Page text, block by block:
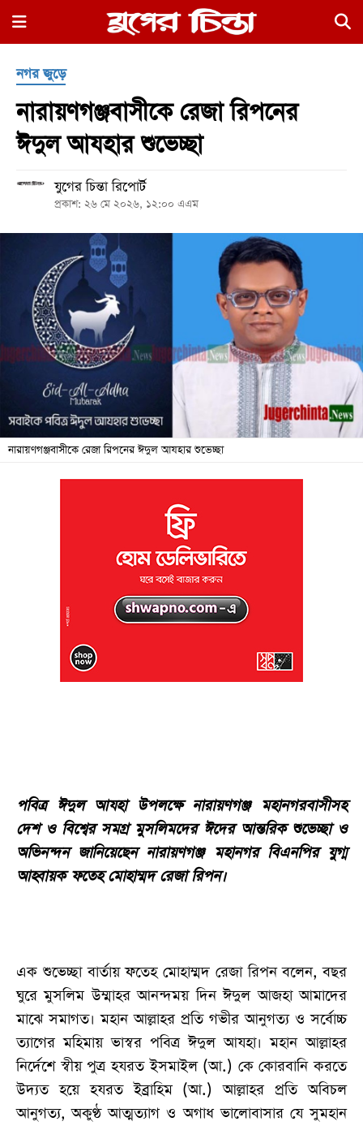
×
রাজনীতি
জুড়ে
নগরের
বাইরে
আদালতপাড়া
জনদুর্ভোগ
বিশেষ
সংবাদ
নগর জুড়ে
নারায়ণগঞ্জবাসীকে রেজা রিপনের
ঈদুল আযহার শুভেচ্ছা
যুগের চিন্তা রিপোর্ট
প্রকাশ: ২৬ মে ২০২৬, ১২:০০ এএম
নারায়ণগঞ্জবাসীকে রেজা রিপনের ঈদুল আযহার শুভেচ্ছা
পবিত্র ঈদুল আযহা উপলক্ষে নারায়ণগঞ্জ মহানগরবাসীসহ
দেশ ও বিশ্বের সমগ্র মুসলিমদের ঈদের আন্তরিক শুভেচ্ছা ও
অভিনন্দন জানিয়েছেন নারায়ণগঞ্জ মহানগর বিএনপির যুগ্ম
আহ্বায়ক ফতেহ মোহাম্মদ রেজা রিপন।
এক শুভেচ্ছা বার্তায় ফতেহ মোহাম্মদ রেজা রিপন বলেন, বছর
ঘুরে মুসলিম উম্মাহর আনন্দময় দিন ঈদুল আজহা আমাদের
মাঝে সমাগত। মহান আল্লাহর প্রতি গভীর আনুগত্য ও সর্বোচ্চ
ত্যাগের মহিমায় ভাস্বর পবিত্র ঈদুল আযহা। মহান আল্লাহর
নির্দেশে স্বীয় পুত্র হযরত ইসমাইল (আ.) কে কোরবানি করতে
উদ্যত হয়ে হযরত ইব্রাহিম (আ.) আল্লাহর প্রতি অবিচল
আনুগত্য, অকুণ্ঠ আত্মত্যাগ ও অগাধ ভালোবাসার যে সুমহান